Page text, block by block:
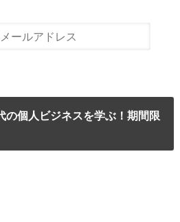
の個人ビジネスを学ぶ！期間限